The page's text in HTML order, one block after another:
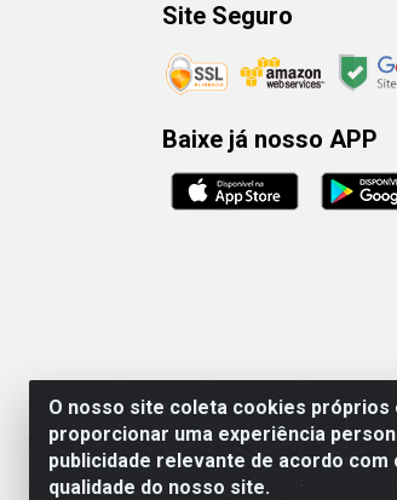
O nosso site coleta cookies
proporcionar uma experiência
publicidade relevante de acordo
qualidade do nosso site.
Site Seguro
Baixe já nosso APP